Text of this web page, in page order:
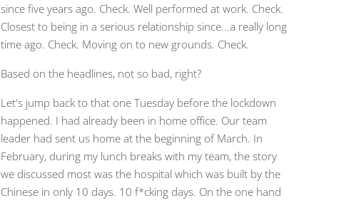
since five years ago. Check. Well performed at work. Check.
Closest to being in a serious relationship since...a really long
time ago. Check. Moving on to new grounds. Check.
Based on the headlines, not so bad, right?
Let's jump back to that one Tuesday before the lockdown
happened. I had already been in home office. Our team
leader had sent us home at the beginning of March. In
February, during my lunch breaks with my team, the story
we discussed most was the hospital which was built by the
Chinese in only 10 days. 10 f*cking days. On the one hand